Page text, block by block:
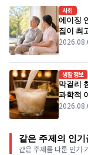
사회
에이징
집이 최
생활정보
막걸리
과학적
같은 주제의 인기
같은 주제를 다룬 인기